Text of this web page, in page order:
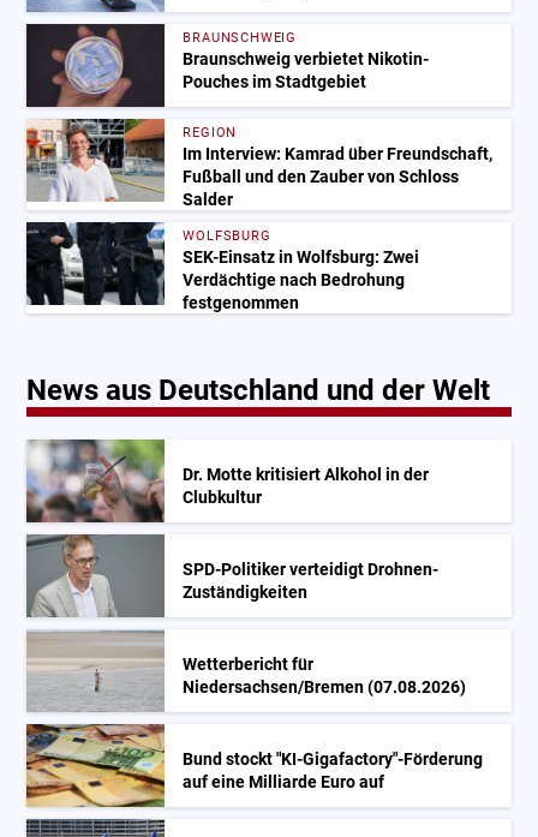
BRAUNSCHWEIG
Braunschweig verbietet Nikotin-
Pouches im Stadtgebiet
REGION
Im Interview: Kamrad über Freundschaft,
Fußball und den Zauber von Schloss
Salder
WOLFSBURG
SEK-Einsatz in Wolfsburg: Zwei
Verdächtige nach Bedrohung
festgenommen
News aus Deutschland und der Welt
Dr. Motte kritisiert Alkohol in der
Clubkultur
SPD-Politiker verteidigt Drohnen-
Zuständigkeiten
Wetterbericht für
Niedersachsen/Bremen (07.08.2026)
Bund stockt "KI-Gigafactory"-Förderung
auf eine Milliarde Euro auf